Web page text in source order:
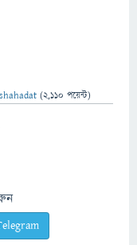
shahadat (2,110 পয়েন্ট)